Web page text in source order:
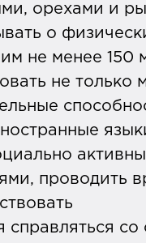
орехами и
о
не менее 150
не только
проводить
справляться со